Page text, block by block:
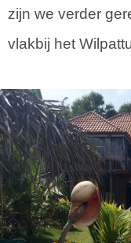
zijn we verder
vlakbij het